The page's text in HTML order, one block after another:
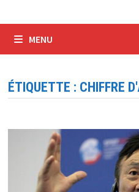
MENU
ÉTIQUETTE : CHIFFRE